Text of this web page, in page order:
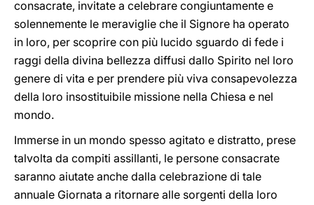
consacrate, invitate a celebrare congiuntamente e
solennemente le meraviglie che il Signore ha operato
in loro, per scoprire con più lucido sguardo di fede i
raggi della divina bellezza diffusi dallo Spirito nel loro
genere di vita e per prendere più viva consapevolezza
della loro insostituibile missione nella Chiesa e nel
mondo.
Immerse in un mondo spesso agitato e distratto, prese
talvolta da compiti assillanti, le persone consacrate
saranno aiutate anche dalla celebrazione di tale
annuale Giornata a ritornare alle sorgenti della loro